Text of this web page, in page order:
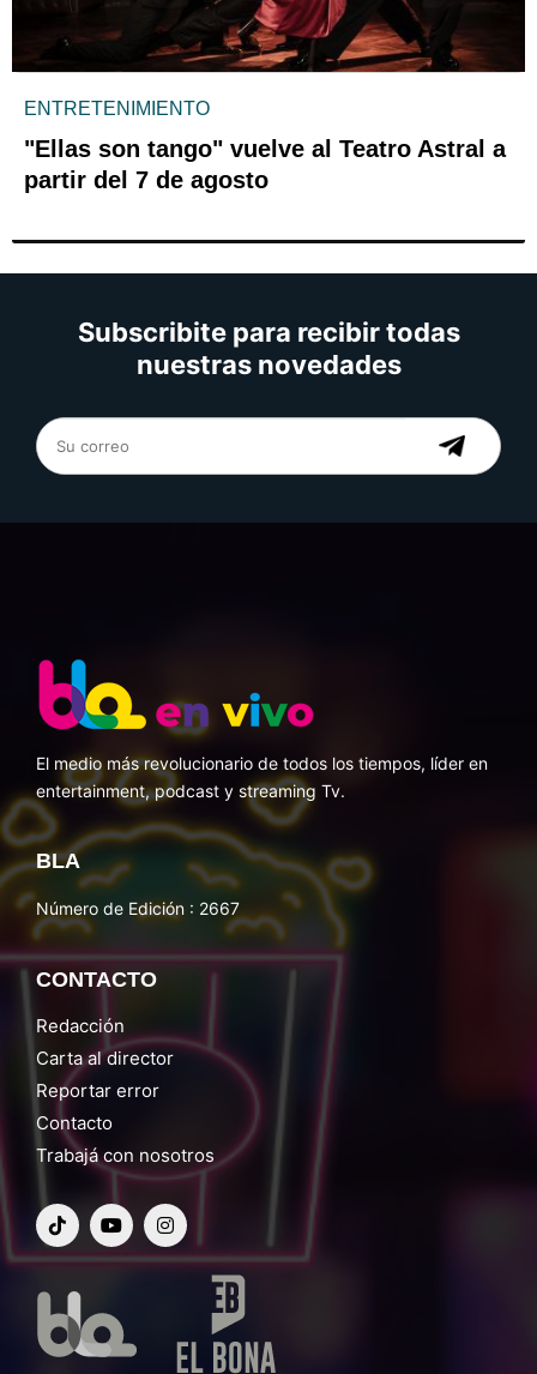
ENTRETENIMIENTO
"Ellas son tango" vuelve al Teatro Astral a
partir del 7 de agosto
Subscribite para recibir todas
nuestras novedades
El medio más revolucionario de todos los tiempos, líder en
entertainment, podcast y streaming Tv.
BLA
Número de Edición : 2667
CONTACTO
Redacción
Carta al director
Reportar error
Contacto
Trabajá con nosotros